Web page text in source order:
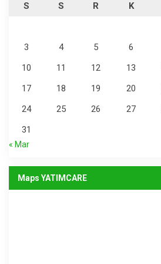
S
S R K
3
4 5 6
10
11 12 13
17
18 19 20
24
25 26 27
31
« Mar
Maps YATIMCARE